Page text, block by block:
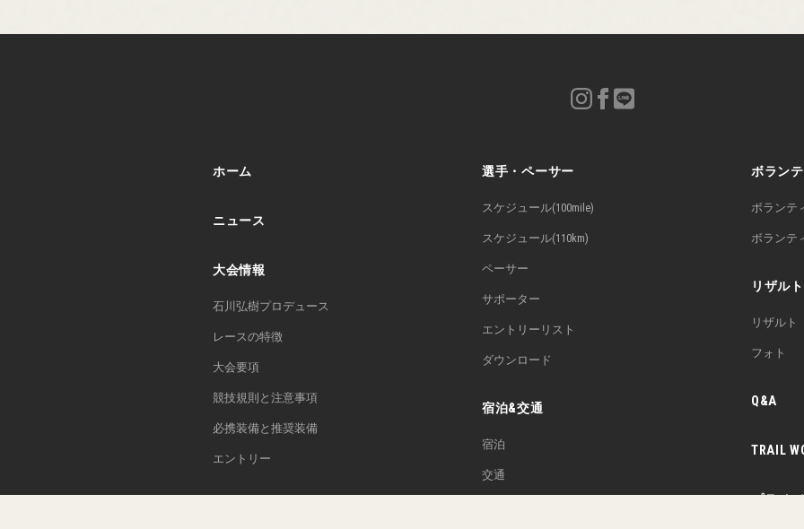
ホーム
ニュース
大会情報
石川弘樹プロデュース
レースの特徴
大会要項
競技規則と注意事項
必携装備と推奨装備
エントリー
選手・ペーサー
スケジュール(100mile)
スケジュール(110km)
ペーサー
サポーター
エントリーリスト
ダウンロード
宿泊&交通
宿泊
交通
ボラン
ボランテ
ボランテ
リザル
リザルト
フォト
Q&A
TRAIL
プライ